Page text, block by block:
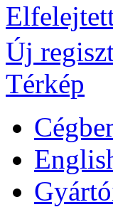
Új
Térkép